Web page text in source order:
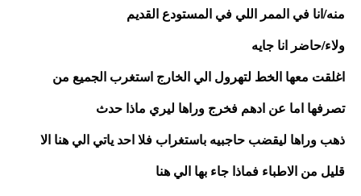
منه/انا في الممر اللي في المستودع القديم
ولاء/حاضر انا جايه
تصرفها اما عن ادهم فخرج وراها ليري ماذا حدث
قليل من الاطباء فماذا جاء بها الي هنا